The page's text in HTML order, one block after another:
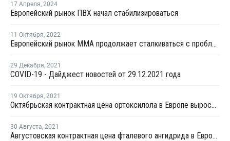
17 Апреля, 2024
Европейский рынок ПВХ начал стабилизироваться
11 Октября, 2022
Европейский рынок ММА продолжает сталкиваться с проблемами
29 Декабря, 2021
COVID-19 - Дайджест новостей от 29.12.2021 года
19 Октября, 2021
Октябрьская контрактная цена ортоксилола в Европе выросла на EUR25 за тонну
30 Августа, 2021
Августовская контрактная цена фталевого ангидрида в Европе выросла на EUR15 за тонну